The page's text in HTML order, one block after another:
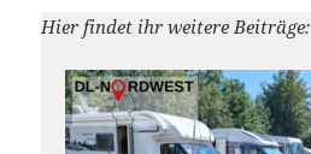
Hier findet ihr weitere Beiträge: